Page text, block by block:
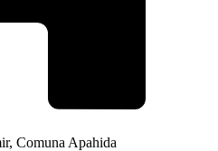
Comuna Apahida